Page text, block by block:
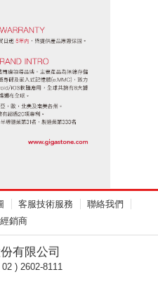
客服技術服務
聯絡我們
銷商
有限公司
) 2602-8111